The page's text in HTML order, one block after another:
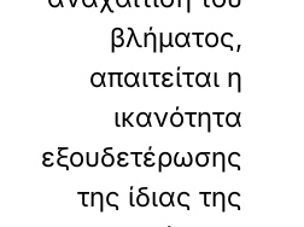
βλήματος,
απαιτείται η
ικανότητα
εξουδετέρωσης
της ίδιας της